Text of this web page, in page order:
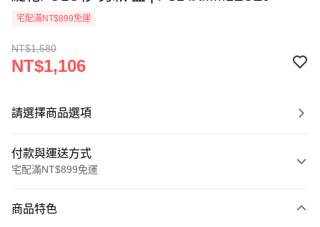
宅配滿NT$899免運
NT$1,580
NT$1,106
請選擇商品選項
付款與運送方式
宅配滿NT$899免運
信用卡一次付款
商品特色